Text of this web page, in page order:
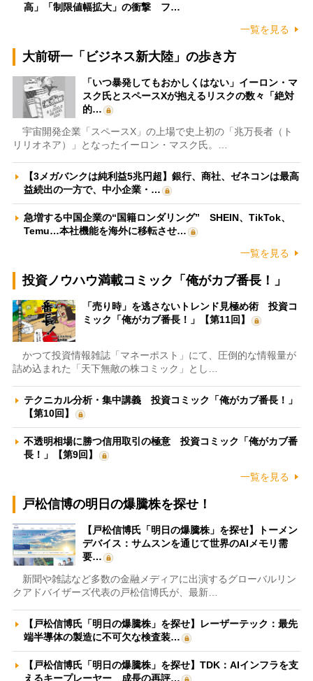
高」「制限値幅拡大」の衝撃 フ…
一覧を見る
大前研一「ビジネス新大陸」の歩き方
「いつ暴発してもおかしくはない」イーロン・マ
スク氏とスペースXが抱えるリスクの数々「絶対
的…
宇宙開発企業「スペースX」の上場で史上初の「兆万長者（ト
リリオネア）」となったイーロン・マスク氏。…
【3メガバンクは純利益5兆円超】銀行、商社、ゼネコンは最高
益続出の一方で、中小企業・…
急増する中国企業の“国籍ロンダリング” SHEIN、TikTok、
Temu…本社機能を海外に移転させ…
一覧を見る
投資ノウハウ満載コミック「俺がカブ番長！」
「売り時」を逃さないトレンド見極め術 投資コ
ミック「俺がカブ番長！」【第11回】
かつて投資情報雑誌「マネーポスト」にて、圧倒的な情報量が
詰め込まれた「天下無敵の株コミック」とし…
テクニカル分析・集中講義 投資コミック「俺がカブ番長！」
【第10回】
不透明相場に勝つ信用取引の極意 投資コミック「俺がカブ番
長！」【第9回】
一覧を見る
戸松信博の明日の爆騰株を探せ！
【戸松信博氏「明日の爆騰株」を探せ】トーメン
デバイス：サムスンを通じて世界のAIメモリ需
要…
新聞や雑誌など多数の金融メディアに出演するグローバルリン
クアドバイザーズ代表の戸松信博氏が、最新…
【戸松信博氏「明日の爆騰株」を探せ】レーザーテック：最先
端半導体の製造に不可欠な検査装…
【戸松信博氏「明日の爆騰株」を探せ】TDK：AIインフラを支
えるキープレーヤー 成長の再評…